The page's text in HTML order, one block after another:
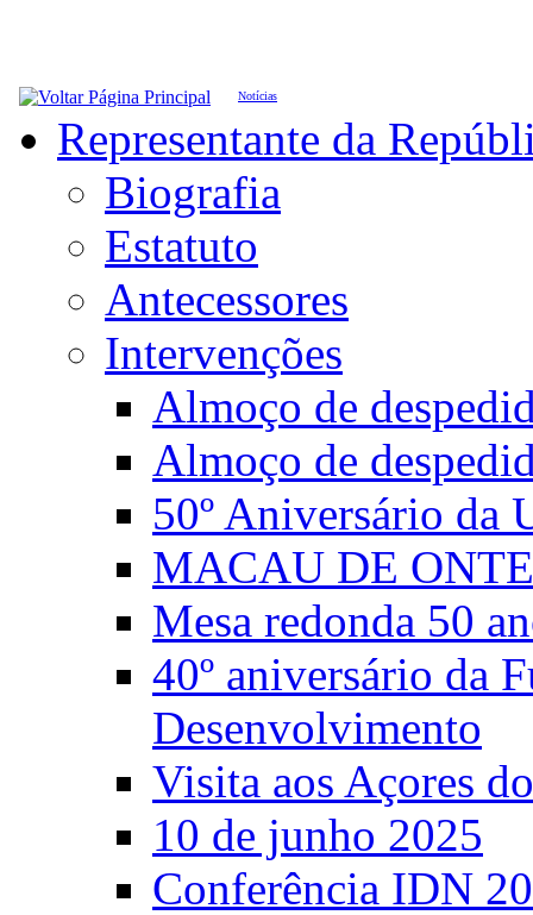
Notícias
Representante da
Biografia
Estatuto
Antecessores
Intervenções
Almoço de
Almoço de
50º Aniversário da
MACAU DE
Mesa redonda 50
40º aniversário da
Desenvolvimento
Visita aos Açores
10 de junho 2025
Conferência IDN